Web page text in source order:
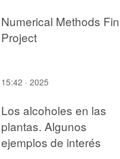
Numerical Methods
Project
15:42 · 2025
Los alcoholes en las
plantas. Algunos
ejemplos de interés